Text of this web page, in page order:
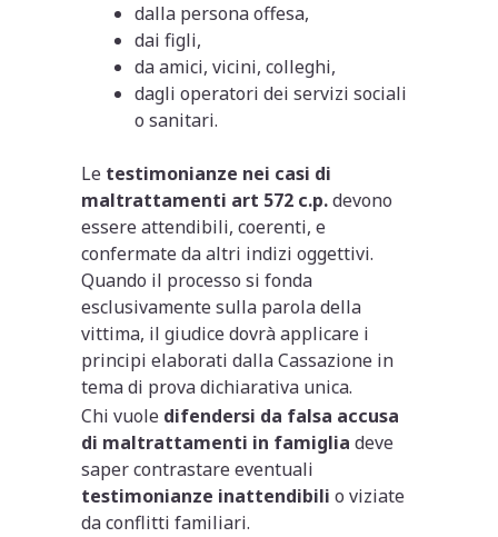
dalla persona offesa,
dai figli,
da amici, vicini, colleghi,
dagli operatori dei servizi sociali
o sanitari.
Le testimonianze nei casi di
maltrattamenti art 572 c.p.devono
essere attendibili, coerenti, e
confermate da altri indizi oggettivi.
Quando il processo si fonda
esclusivamente sulla parola della
vittima, il giudice dovrà applicare i
principi elaborati dalla Cassazione in
tema di prova dichiarativa unica.
Chi vuole difendersi da falsa accusa
di maltrattamenti in famiglia deve
saper contrastare eventuali
testimonianze inattendibili o viziate
da conflitti familiari.